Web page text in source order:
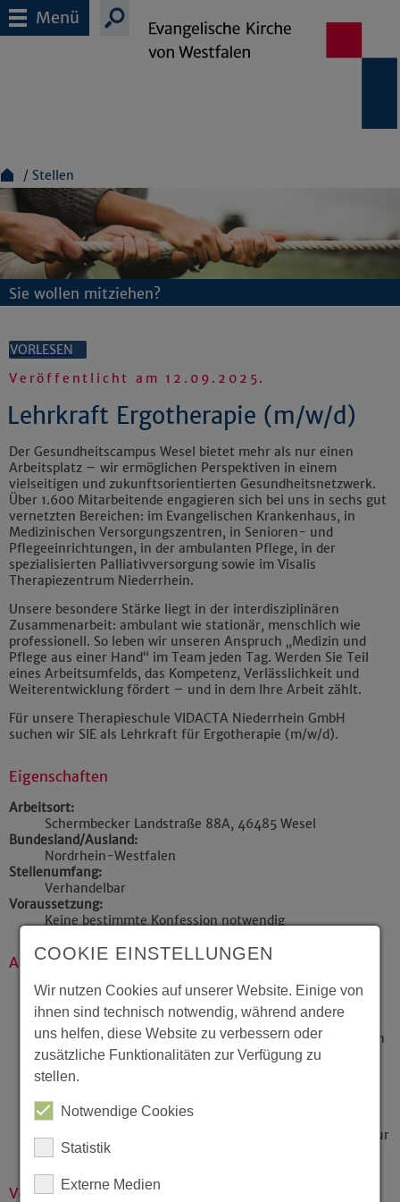
Menü
Stellen
Sie wollen mitziehen?
VORLESEN
Lehrkraft Ergotherapie (m/w/d)
Veröffentlicht am 12.09.2025.
Der Gesundheitscampus Wesel bietet mehr als nur einen
Arbeitsplatz – wir ermöglichen Perspektiven in einem
vielseitigen und zukunftsorientierten Gesundheitsnetzwerk.
Über 1.600 Mitarbeitende engagieren sich bei uns in sechs gut
vernetzten Bereichen: im Evangelischen Krankenhaus, in
Medizinischen Versorgungszentren, in Senioren- und
Pflegeeinrichtungen, in der ambulanten Pflege, in der
spezialisierten Palliativversorgung sowie im Visalis
Therapiezentrum Niederrhein.
Unsere besondere Stärke liegt in der interdisziplinären
Zusammenarbeit: ambulant wie stationär, menschlich wie
professionell. So leben wir unseren Anspruch „Medizin und
Pflege aus einer Hand“ im Team jeden Tag. Werden Sie Teil
eines Arbeitsumfelds, das Kompetenz, Verlässlichkeit und
Weiterentwicklung fördert – und in dem Ihre Arbeit zählt.
Für unsere Therapieschule VIDACTA Niederrhein GmbH
suchen wir SIE als Lehrkraft für Ergotherapie (m/w/d).
Eigenschaften
Arbeitsort:
Schermbecker Landstraße 88A, 46485 Wesel
Bundesland/Ausland:
Nordrhein-Westfalen
Stellenumfang:
Verhandelbar
Voraussetzung:
Keine bestimmte Konfession notwendig
Aufgabenbeschreibung
Durchführung von praxisnahem und theoretischem
Unterricht in der Ergotherapie
Entwicklung und kontinuierliche Weiterentwicklung von
Lehrkonzepten zur Förderung der fachlichen und
sozialen Kompetenzen unserer Schüler:innen
Begleitung und Betreuung der Studierenden in der
praktischen Ausbildung sowie bei Projekten und
Fallarbeiten
Enge Zusammenarbeit im multiprofessionellen Team zur
Sicherstellung einer hochwertigen Ausbildung
Voraussetzungen
COOKIE EINSTELLUNGEN
Wir nutzen Cookies auf unserer Website. Einige von
ihnen sind technisch notwendig, während andere
uns helfen, diese Website zu verbessern oder
zusätzliche Funktionalitäten zur Verfügung zu
stellen.
Notwendige Cookies
Statistik
Externe Medien